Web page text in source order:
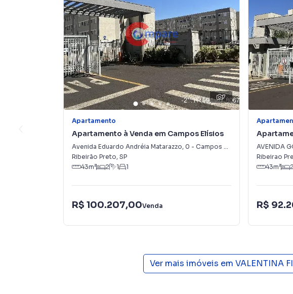
7
Apartamento
Apartamento à Venda em Campos Elísios
Avenida Eduardo Andréia Matarazzo, 0 - Campos Elísios
Ribeirão Preto, SP
43m² 2 1 1
R$ 100.207,00Venda
AVENIDA
Ribeirao
43m² 2
R$
Ver mais imóveis em VALENTINA